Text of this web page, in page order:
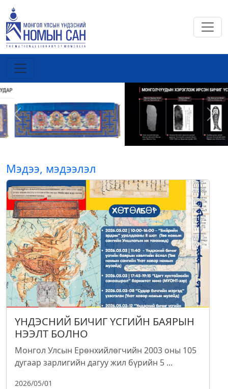
Previous Next
Мэдээ, мэдээлэл
ҮНДЭСНИЙ БИЧИГ ҮСГИЙН БАЯРЫН
НЭЭЛТ БОЛНО
Монгол Улсын Ерөнхийлөгчийн 2003 оны 105
дугаар зарлигийн дагуу жил бүрийн 5 ...
2026/05/01